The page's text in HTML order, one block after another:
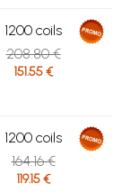
1200 coils
208.80 €
151.55 €
1200 coils
164.16 €
119.15 €